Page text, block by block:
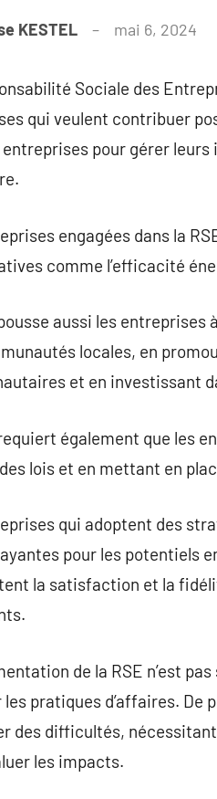
KESTEL mai 6, 2024
Sociale des
qui veulent contribuer
pour gérer
engagées dans la
comme l’efficacité
aussi les
locales, en
et en investissant
également que les
lois et en mettant en
qui adoptent des
pour les potentiels
la satisfaction et la
de la RSE n’est
pratiques d’affaires. De
des difficultés,
les impacts.